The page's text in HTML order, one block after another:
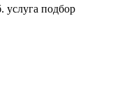
услуга подбор